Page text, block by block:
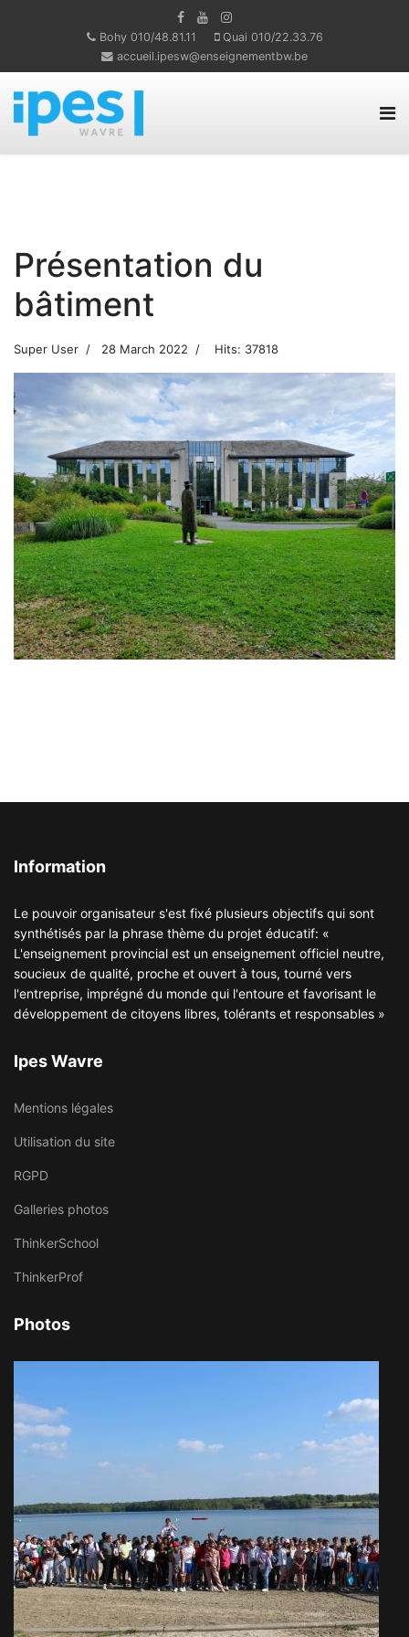
Bohy 010/48.81.11
Quai 010/22.33.76
accueil.ipesw@enseignementbw.be
Présentation du
bâtiment
Super User 28 March 2022 Hits: 37818
Information
Le pouvoir organisateur s'est fixé plusieurs objectifs qui sont
synthétisés par la phrase thème du projet éducatif: «
L'enseignement provincial est un enseignement officiel neutre,
soucieux de qualité, proche et ouvert à tous, tourné vers
l'entreprise, imprégné du monde qui l'entoure et favorisant le
développement de citoyens libres, tolérants et responsables »
Ipes Wavre
Mentions légales
Utilisation du site
RGPD
Galleries photos
ThinkerSchool
ThinkerProf
Photos